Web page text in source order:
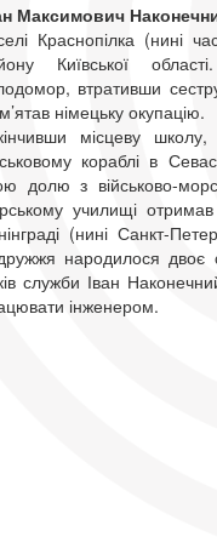
Максимович
Краснопілка (нині
Київської
втративши
німецьку окупацію.
місцеву
кораблі в
долю з військово-
училищі
(нині Санкт-
народилося двоє
служби Іван
інженером.